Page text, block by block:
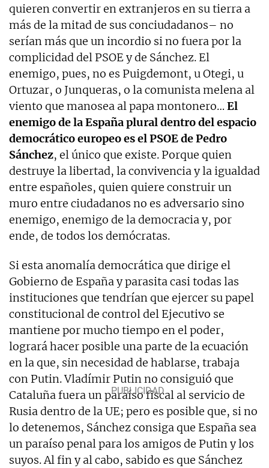
quieren convertir en extranjeros en su tierra a
más de la mitad de sus conciudadanos– no
serían más que un incordio si no fuera por la
complicidad del PSOE y de Sánchez. El
enemigo, pues, no es Puigdemont, u Otegi, u
Ortuzar, o Junqueras, o la comunista melena al
viento que manosea al papa montonero… El
enemigo de la España plural dentro del espacio
democrático europeo es el PSOE de Pedro
Sánchez, el único que existe. Porque quien
destruye la libertad, la convivencia y la igualdad
entre españoles, quien quiere construir un
muro entre ciudadanos no es adversario sino
enemigo, enemigo de la democracia y, por
ende, de todos los demócratas.
Si esta anomalía democrática que dirige el
Gobierno de España y parasita casi todas las
instituciones que tendrían que ejercer su papel
constitucional de control del Ejecutivo se
mantiene por mucho tiempo en el poder,
logrará hacer posible una parte de la ecuación
en la que, sin necesidad de hablarse, trabaja
con Putin. Vladímir Putin no consiguió que
Cataluña fuera un paraíso fiscal al servicio de
Rusia dentro de la UE; pero es posible que, si no
lo detenemos, Sánchez consiga que España sea
un paraíso penal para los amigos de Putin y los
suyos. Al fin y al cabo, sabido es que Sánchez